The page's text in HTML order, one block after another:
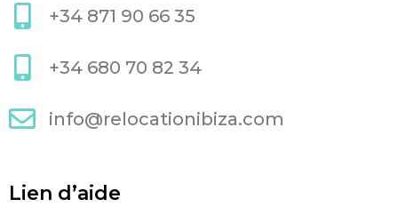
+34 871 90 66 35
+34 680 70 82 34
info@relocationibiza.com
Lien d’aide